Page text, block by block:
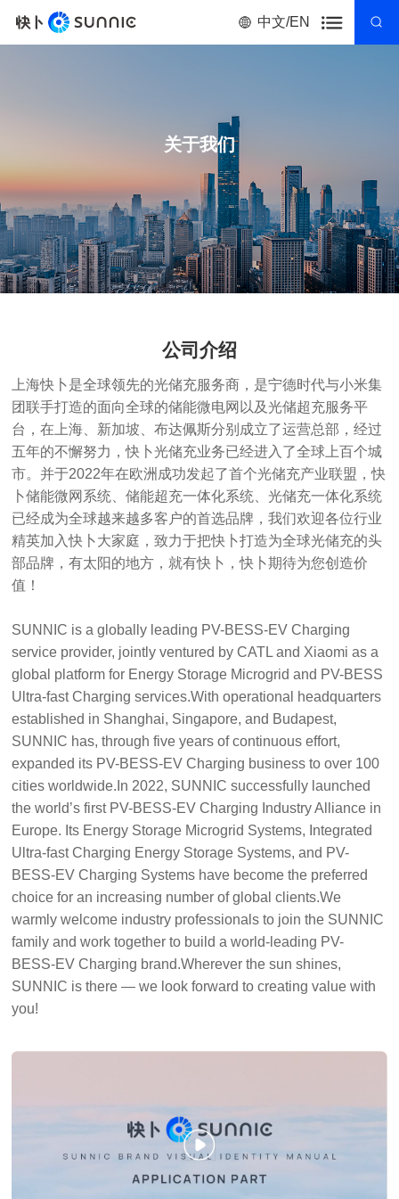
中文/EN
关于我们
公司介绍
上海快卜是全球领先的光储充服务商，是宁德时代与小米集
团联手打造的面向全球的储能微电网以及光储超充服务平
台，在上海、新加坡、布达佩斯分别成立了运营总部，经过
五年的不懈努力，快卜光储充业务已经进入了全球上百个城
市。并于2022年在欧洲成功发起了首个光储充产业联盟，快
卜储能微网系统、储能超充一体化系统、光储充一体化系统
已经成为全球越来越多客户的首选品牌，我们欢迎各位行业
精英加入快卜大家庭，致力于把快卜打造为全球光储充的头
部品牌，有太阳的地方，就有快卜，快卜期待为您创造价
值！
SUNNIC is a globally leading PV-BESS-EV Charging
service provider, jointly ventured by CATL and Xiaomi as a
global platform for Energy Storage Microgrid and PV-BESS
Ultra-fast Charging services.With operational headquarters
established in Shanghai, Singapore, and Budapest,
SUNNIC has, through five years of continuous effort,
expanded its PV-BESS-EV Charging business to over 100
cities worldwide.In 2022, SUNNIC successfully launched
the world’s first PV-BESS-EV Charging Industry Alliance in
Europe. Its Energy Storage Microgrid Systems, Integrated
Ultra-fast Charging Energy Storage Systems, and PV-
BESS-EV Charging Systems have become the preferred
choice for an increasing number of global clients.We
warmly welcome industry professionals to join the SUNNIC
family and work together to build a world-leading PV-
BESS-EV Charging brand.Wherever the sun shines,
SUNNIC is there — we look forward to creating value with
you!